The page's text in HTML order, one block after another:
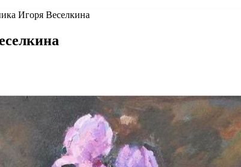
Игоря Веселкина